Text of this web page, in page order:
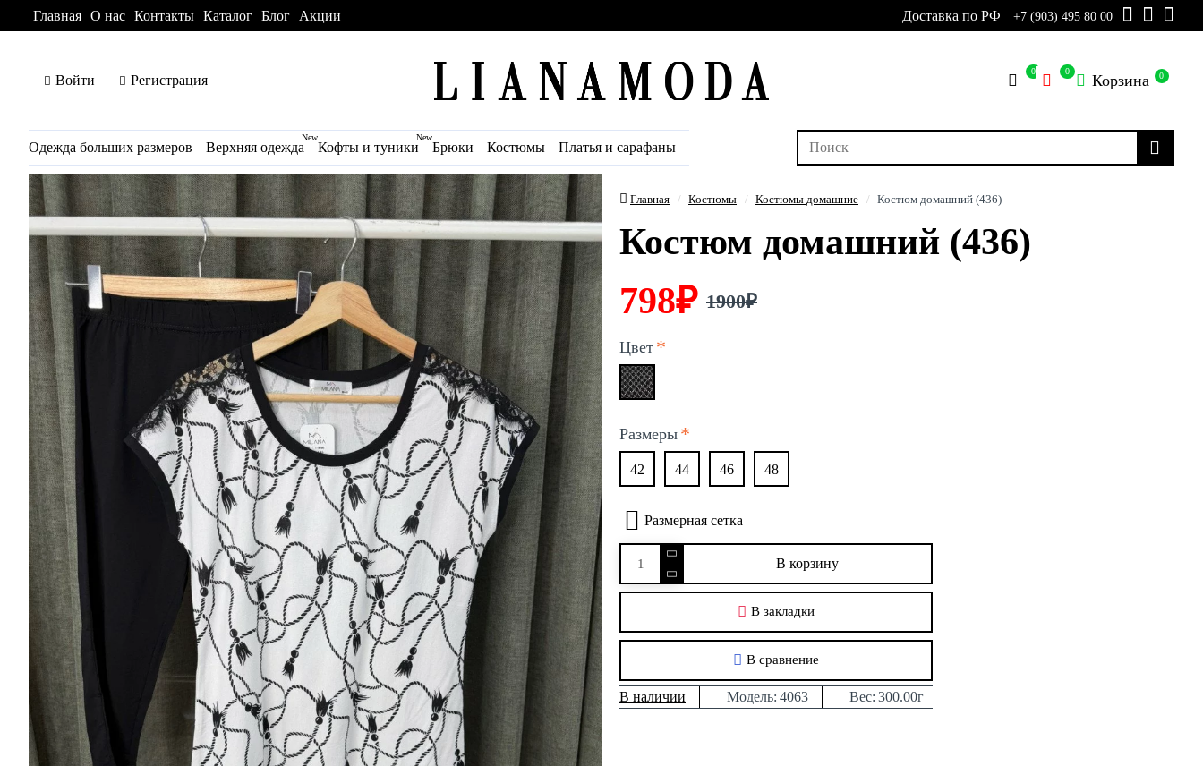
Главная О нас Контакты Каталог Блог Акции Доставка по РФ +7 (903) 495 80 00
Войти Регистрация
0 0 Корзина 0
Одежда больших размеров Верхняя одежда
New
Кофты и туники
New
Брюки Костюмы Платья и сарафаны
Главная Костюмы Костюмы домашние Костюм домашний (436)
Костюм домашний (436)
В наличии Модель: 4063 Вес: 300.00г
798₽ 1900₽
Цвет
Размеры
42 44 46 48
В корзину
В закладки
В сравнение
Размерная сетка